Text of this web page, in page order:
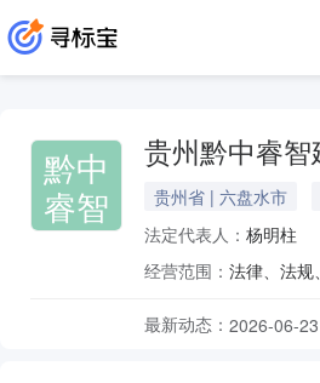
黔中
睿智
贵州黔中睿智
贵州省 | 六盘水市
法定代表人： 杨明柱
经营范围：
最新动态： 2026-06-